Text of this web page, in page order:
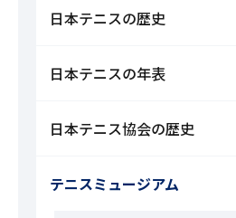
日本テニスの歴史
日本テニスの年表
日本テニス協会の歴史
テニスミュージアム